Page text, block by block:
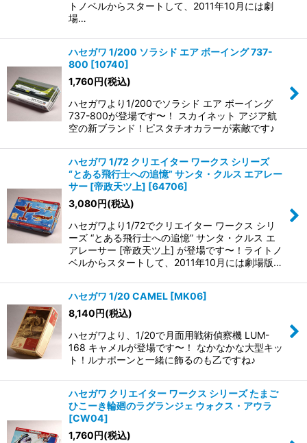
トノベルからスタートして、2011年10月には劇
場…
ハセガワ 1/200 ソラシド エア ボーイング 737-
800 [10740]
1,760円(税込)
ハセガワより1/200でソラシド エア ボーイング
737-800が登場です〜！ スカイネット アジア航
空の新ブランド！ピスタチオカラーが素敵です♪
ハセガワ 1/72 クリエイター ワークス シリーズ
“とある飛行士への追憶” サンタ・クルス エアレー
サー [帝政天ツ上] [64706]
3,080円(税込)
ハセガワより1/72でクリエイター ワークス シリ
ーズ “とある飛行士への追憶” サンタ・クルス エ
アレーサー [帝政天ツ上] が登場です〜！ライトノ
ベルからスタートして、2011年10月には劇場版…
ハセガワ 1/20 CAMEL [MK06]
8,140円(税込)
ハセガワより、1/20で月面用戦術偵察機 LUM-
168 キャメルが登場です〜！ なかなかな大型キッ
ト！ルナポーンと一緒に飾るのも乙ですね♪
ハセガワ クリエイター ワークス シリーズ たまご
ひこーき輪廻のラグランジェ ウォクス・アウラ
[CW04]
1,760円(税込)